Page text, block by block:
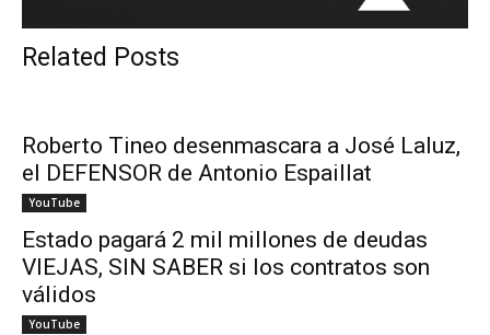
Related Posts
Roberto Tineo desenmascara a José Laluz,
el DEFENSOR de Antonio Espaillat
YouTube
Estado pagará 2 mil millones de deudas
VIEJAS, SIN SABER si los contratos son
válidos
YouTube